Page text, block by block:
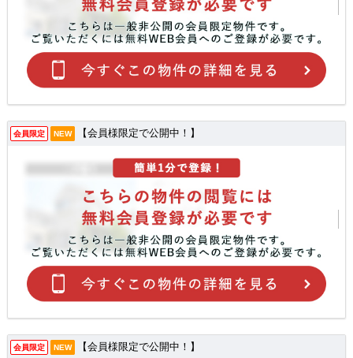
会員限定 NEW 【会員様限定で公開中！】
会員限定 NEW 【会員様限定で公開中！】